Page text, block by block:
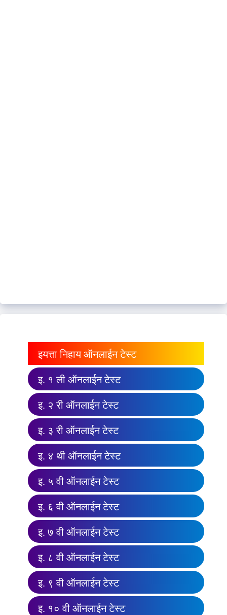
इयत्ता निहाय ऑनलाईन टेस्ट
इ. १ ली ऑनलाईन टेस्ट
इ. २ री ऑनलाईन टेस्ट
इ. ३ री ऑनलाईन टेस्ट
इ. ४ थी ऑनलाईन टेस्ट
इ. ५ वी ऑनलाईन टेस्ट
इ. ६ वी ऑनलाईन टेस्ट
इ. ७ वी ऑनलाईन टेस्ट
इ. ८ वी ऑनलाईन टेस्ट
इ. ९ वी ऑनलाईन टेस्ट
इ. १० वी ऑनलाईन टेस्ट